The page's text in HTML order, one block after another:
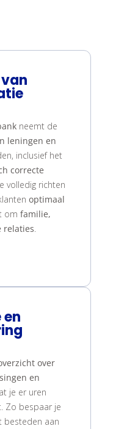
neemt de
leningen en
inclusief het
correcte
volledig richten
optimaal
om familie,
relaties
over
en
je er uren
Zo bespaar je
besteden aan